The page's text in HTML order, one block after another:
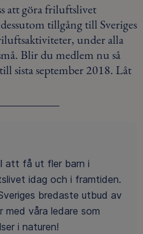
att göra friluftslivet
tillgång till Sveriges
under alla
Blir du medlem nu så
sista september 2018. Låt
att få ut fler barn i
idag och i framtiden.
bredaste utbud av
våra ledare som
i naturen!